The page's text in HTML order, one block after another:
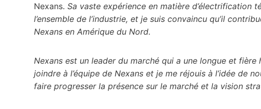
Nexans. Sa vaste expérience en matière d’électrification
l’ensemble de l’industrie, et je suis convaincu qu’il
Nexans en Amérique du Nord.
Nexans est un leader du marché qui a une longue et fière
joindre à l’équipe de Nexans et je me réjouis à l’idée de
faire progresser la présence sur le marché et la vision